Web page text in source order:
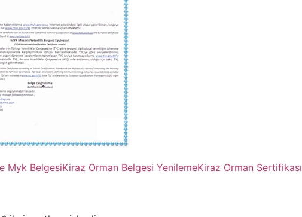
Myk BelgesiKiraz Orman Belgesi YenilemeKiraz Orman Sertifikası